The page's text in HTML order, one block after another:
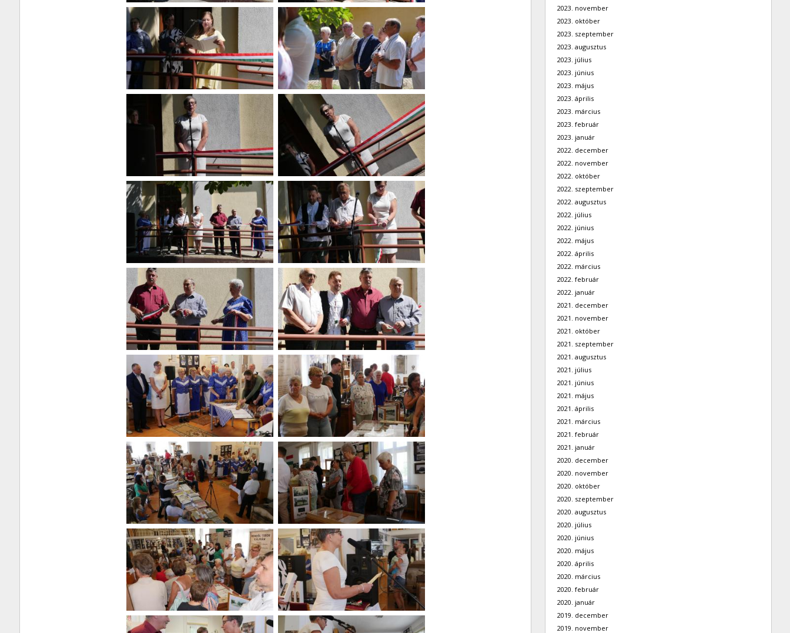
2023. november
2023. október
2023. szeptember
2023. augusztus
2023. július
2023. június
2023. május
2023. április
2023. március
2023. február
2023. január
2022. december
2022. november
2022. október
2022. szeptember
2022. augusztus
2022. július
2022. június
2022. május
2022. április
2022. március
2022. február
2022. január
2021. december
2021. november
2021. október
2021. szeptember
2021. augusztus
2021. július
2021. június
2021. május
2021. április
2021. március
2021. február
2021. január
2020. december
2020. november
2020. október
2020. szeptember
2020. augusztus
2020. július
2020. június
2020. május
2020. április
2020. március
2020. február
2020. január
2019. december
2019. november